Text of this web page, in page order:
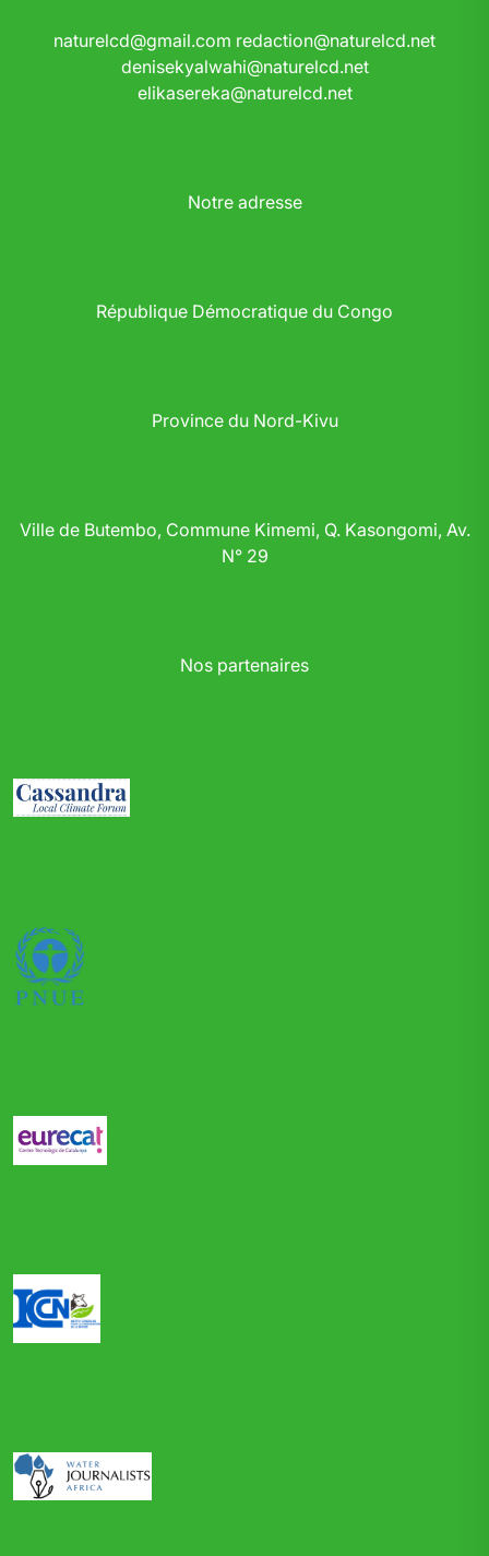
naturelcd@gmail.com redaction@naturelcd.net
denisekyalwahi@naturelcd.net
elikasereka@naturelcd.net
Notre adresse
République Démocratique du Congo
Province du Nord-Kivu
Ville de Butembo, Commune Kimemi, Q. Kasongomi, Av.
N° 29
Nos partenaires